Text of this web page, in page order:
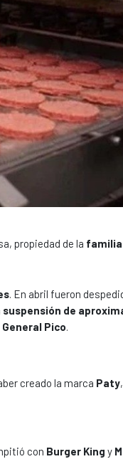
propiedad de la
. En abril fueron
suspensión de
General Pico.
creado la marca Paty
con Burger King y